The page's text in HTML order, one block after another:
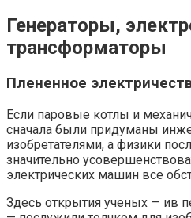
Генераторы,
трансформаторы
Плененное
Если паровые котлы и
сначала были придуманы
изобретателями, а физики
значительно
электрических машин все
Здесь открытия ученых — ив